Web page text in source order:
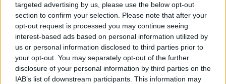
targeted advertising by us, please use the below opt-out
section to confirm your selection. Please note that after your
opt-out request is processed you may continue seeing
interest-based ads based on personal information utilized by
us or personal information disclosed to third parties prior to
your opt-out. You may separately opt-out of the further
disclosure of your personal information by third parties on the
IAB’s list of downstream participants. This information may